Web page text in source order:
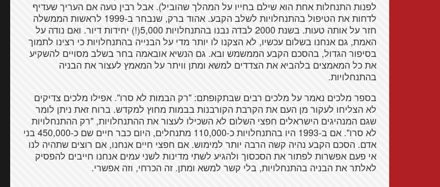
לפנות התנחלות אחת הוא שילם בחייו על המהלך שהוביל). אבל רבין טעה אם העריך שעדיף
לדחות את הטיפול בהתנחלויות לשלב הקבע. אהוד ברק, שנבחר ב-1999 לראשות הממשלה
חזר על אותה טעות. בשנת 2000 לבדה נבנו בהתנחלויות 5,000(!) יחידות דיור. ואם נודה על
האמת, גם אנחנו בשלום עכשיו, לא הצקנו לו יותר מדי על הבנייה בהתנחלויות כי רצינו לתמוך
בסיפור הגדול, בהסכם הקבע הממשמש ובא. גם הנשיא אובאמה בחר בשלב מסויים להשקיע
את כל המאמצים בלהביא את הצדדים למשא ומתן וויתר על המאמץ לעצור את הבניה
בהתנחלויות.
בספר מלכים נאמר על מלכים רבים שבתקופתם: "רק הבמות לא סרו". אפילו מלכים צדיקים
לא הצליחו לעקור מן העם את הקרבת הקורבנות בבמות מחוץ למקדש. ברוח זאת ניתן לומר
שגם המנהיגים הישראלים חפצי השלום לא השכילו לעצור את ההתנחלויות, "רק ההתנחלויות
לא סרו". אם ב-1993 היו בהתנחלויות כ-110,000 מתנחלים, היום כבר חיים שם כ-450,000 בני
אדם. הסכם הקבע נהיה קשה הרבה יותר למימוש. אם חפצי חיים אנחנו, אם רוצים שתהיה לנו
אי פעם אפשרות לפתור את הסכסוך ולהגיע לשתי מדינות לשני עמים אנחנו חייבים להפסיק
לאלתר את הבניה בהתנחלויות, בלי קשר למשא ומתן. זה הכרחי, וזה אפשרי.